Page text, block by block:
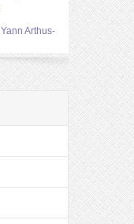
Yann Arthus-